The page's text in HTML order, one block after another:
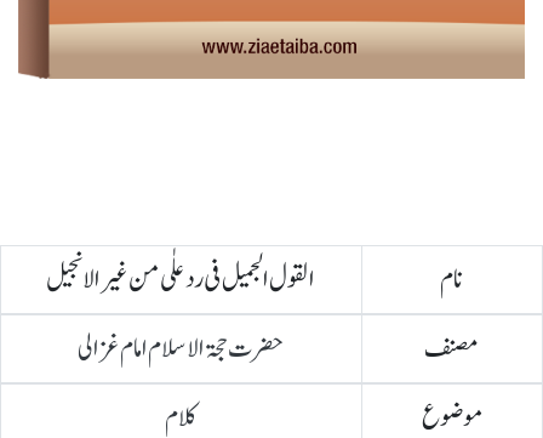
القول الجمیل فی رد علٰی من غیر الانجیل
نام
حضرت حجۃ الاسلام امام غزالی
مصنف
کلام
موضوع